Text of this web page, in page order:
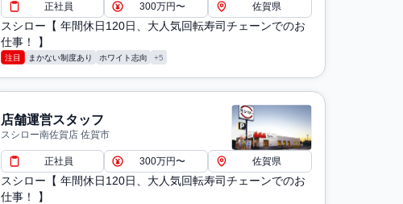
正社員 300万円〜 佐賀県
スシロー【 年間休日120日、大人気回転寿司チェーンでのお
仕事！ 】
注目 まかない制度あり ホワイト志向 +5
店舗運営スタッフ
スシロー南佐賀店 佐賀市
正社員 300万円〜 佐賀県
スシロー【 年間休日120日、大人気回転寿司チェーンでのお
仕事！ 】